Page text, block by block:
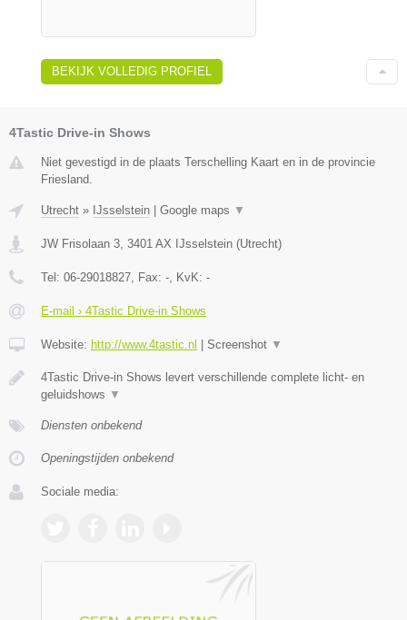
BEKIJK VOLLEDIG PROFIEL
4Tastic Drive-in Shows
Niet gevestigd in de plaats Terschelling Kaart en in de provincie
Friesland.
Utrecht » IJsselstein | Google maps ▼
JW Frisolaan 3 3401 AX IJsselstein (Utrecht)
Tel: 06-29018827 , Fax: - , KvK: -
E-mail › 4Tastic Drive-in Shows
Website: http://www.4tastic.nl | Screenshot ▼
4Tastic Drive-in Shows levert verschillende complete licht- en
geluidshows ▼
Diensten onbekend
Openingstijden onbekend
Sociale media: